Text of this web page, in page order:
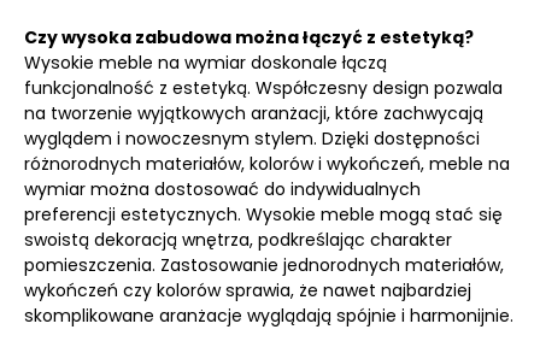
Czy wysoka zabudowa można łączyć z estetyką?
Wysokie meble na wymiar doskonale łączą
funkcjonalność z estetyką. Współczesny design pozwala
na tworzenie wyjątkowych aranżacji, które zachwycają
wyglądem i nowoczesnym stylem. Dzięki dostępności
różnorodnych materiałów, kolorów i wykończeń, meble na
wymiar można dostosować do indywidualnych
preferencji estetycznych. Wysokie meble mogą stać się
swoistą dekoracją wnętrza, podkreślając charakter
pomieszczenia. Zastosowanie jednorodnych materiałów,
wykończeń czy kolorów sprawia, że nawet najbardziej
skomplikowane aranżacje wyglądają spójnie i harmonijnie.